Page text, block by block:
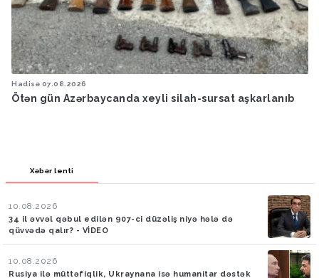
Hadisə 07.08.2026
Ötən gün Azərbaycanda xeyli silah-sursat aşkarlanıb
Xəbər lenti
10.08.2026
34 il əvvəl qəbul edilən 907-ci düzəliş niyə hələ də
qüvvədə qalır? - VİDEO
10.08.2026
Rusiya ilə müttəfiqlik, Ukraynana isə humanitar dəstək